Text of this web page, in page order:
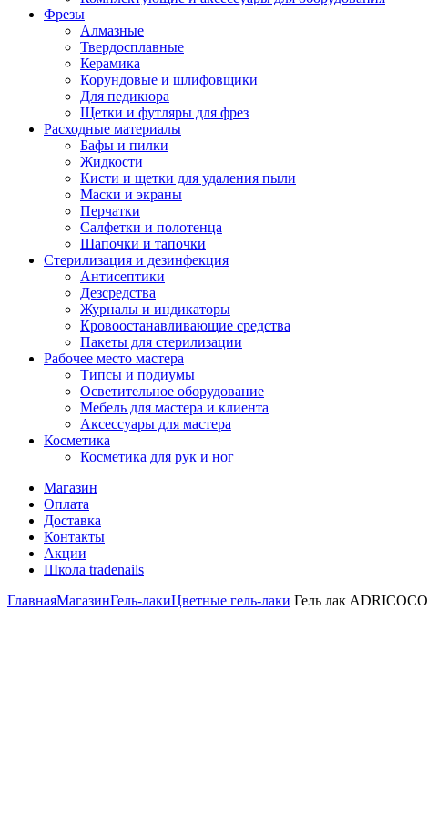
Фрезы
Алмазные
Твердосплавные
Керамика
Корундовые и шлифовщики
Для педикюра
Щетки и футляры для фрез
Расходные материалы
Бафы и пилки
Жидкости
Кисти и щетки для удаления пыли
Маски и экраны
Перчатки
Салфетки и полотенца
Шапочки и тапочки
Стерилизация и дезинфекция
Антисептики
Дезсредства
Журналы и индикаторы
Кровоостанавливающие средства
Пакеты для стерилизации
Рабочее место мастера
Типсы и подиумы
Осветительное оборудование
Мебель для мастера и клиента
Аксессуары для мастера
Косметика
Косметика для рук и ног
Магазин
Оплата
Доставка
Контакты
Акции
Школа tradenails
ГлавнаяМагазинГель-лакиЦветные гель-лаки Гель лак